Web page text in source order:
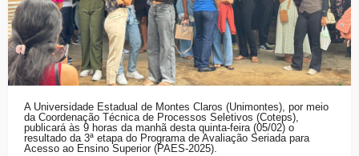
A Universidade Estadual de Montes Claros (Unimontes), por meio
da Coordenação Técnica de Processos Seletivos (Coteps),
publicará às 9 horas da manhã desta quinta-feira (05/02) o
resultado da 3ª etapa do Programa de Avaliação Seriada para
Acesso ao Ensino Superior (PAES-2025).